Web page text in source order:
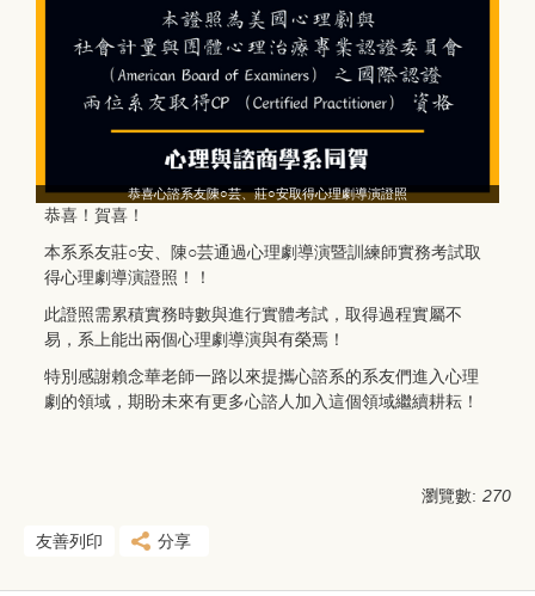
恭喜心諮系友陳○芸、莊○安取得心理劇導演證照
恭喜！賀喜！
本系系友莊○安、陳○芸通過心理劇導演暨訓練師實務考試取
得心理劇導演證照！！
此證照需累積實務時數與進行實體考試，取得過程實屬不
易，系上能出兩個心理劇導演與有榮焉！
特別感謝賴念華老師一路以來提攜心諮系的系友們進入心理
劇的領域，期盼未來有更多心諮人加入這個領域繼續耕耘！
瀏覽數: 270
友善列印 分享